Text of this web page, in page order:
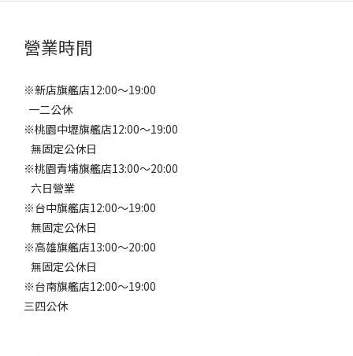
營業時間
※新店旗艦店12:00～19:00
一二公休
※桃園中壢旗艦店12:00～19:00
無固定公休日
※桃園青埔旗艦店13:00～20:00
六日營業
※台中旗艦店12:00～19:00
無固定公休日
※高雄旗艦店13:00～20:00
無固定公休日
※台南旗艦店12:00～19:00
三四公休